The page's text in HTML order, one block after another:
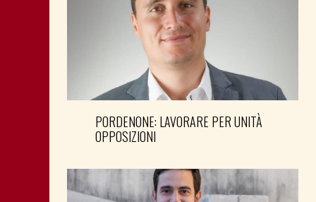
PORDENONE: LAVORARE PER UNITÀ
OPPOSIZIONI